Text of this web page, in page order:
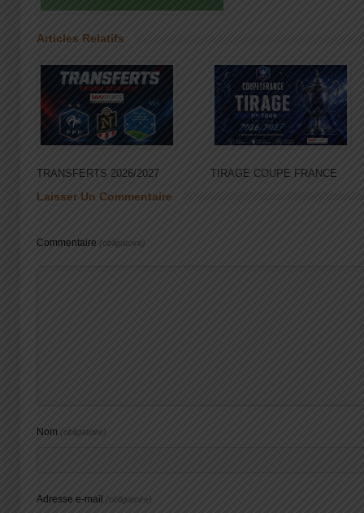
Articles Relatifs
TRANSFERTS 2026/2027 TIRAGE COUPE FRANCE
Laisser Un Commentaire
Commentaire (obligatoire)
Nom (obligatoire)
Adresse e-mail (obligatoire)